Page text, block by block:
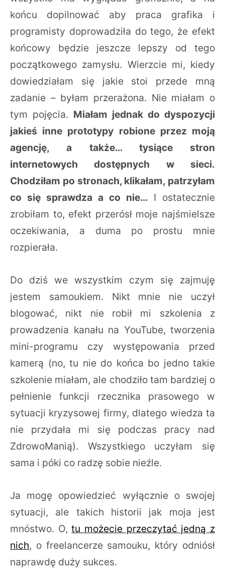
końcu dopilnować aby praca grafika i
programisty doprowadziła do tego, że efekt
końcowy będzie jeszcze lepszy od tego
początkowego zamysłu. Wierzcie mi, kiedy
dowiedziałam się jakie stoi przede mną
zadanie – byłam przerażona. Nie miałam o
tym pojęcia. Miałam jednak do dyspozycji
jakieś inne prototypy robione przez moją
agencję, a także… tysiące stron
internetowych dostępnych w sieci.
Chodziłam po stronach, klikałam, patrzyłam
co się sprawdza a co nie… I ostatecznie
zrobiłam to, efekt przerósł moje najśmielsze
oczekiwania, a duma po prostu mnie
rozpierała.
Do dziś we wszystkim czym się zajmuję
jestem samoukiem. Nikt mnie nie uczył
blogować, nikt nie robił mi szkolenia z
prowadzenia kanału na YouTube, tworzenia
mini-programu czy występowania przed
kamerą (no, tu nie do końca bo jedno takie
szkolenie miałam, ale chodziło tam bardziej o
pełnienie funkcji rzecznika prasowego w
sytuacji kryzysowej firmy, dlatego wiedza ta
nie przydała mi się podczas pracy nad
ZdrowoManią). Wszystkiego uczyłam się
sama i póki co radzę sobie nieźle.
Ja mogę opowiedzieć wyłącznie o swojej
sytuacji, ale takich historii jak moja jest
mnóstwo. O,tu możecie przeczytać jedną z
nich, o freelancerze samouku, który odniósł
naprawdę duży sukces.